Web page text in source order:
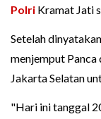
Polri Kramat Jati
Setelah
menjemput
Jakarta Selatan
"Hari ini tanggal